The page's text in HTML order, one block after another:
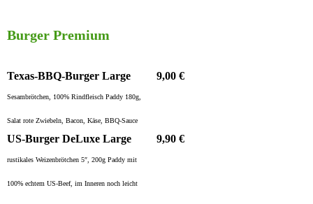
Burger Premium
Texas-BBQ-Burger Large 9,00 €
Sesambrötchen, 100% Rindfleisch Paddy 180g,
Salat rote Zwiebeln, Bacon, Käse, BBQ-Sauce
US-Burger DeLuxe Large 9,90 €
rustikales Weizenbrötchen 5″, 200g Paddy mit
100% echtem US-Beef, im Inneren noch leicht